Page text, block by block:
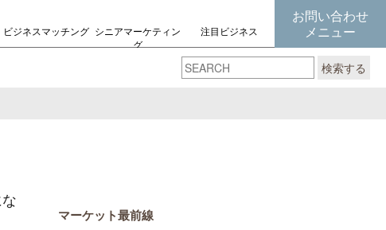
ビジネスマッチング シニアマーケティン
グ
注目ビジネス
お問い合わせ
メニュー
検索する
マーケット最前線